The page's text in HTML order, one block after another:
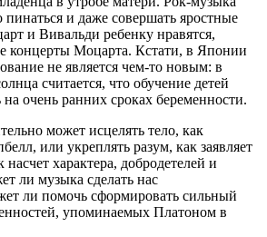
пинаться и даже совершать яростные
и Вивальди ребенку нравятся,
концерты Моцарта. Кстати, в Японии
не является чем-то новым: в
считается, что обучение детей
очень ранних сроках беременности.
может исцелять тело, как
или укреплять разум, как заявляет
характера, добродетелей и
ли музыка сделать нас
ли помочь сформировать сильный
упоминаемых Платоном в